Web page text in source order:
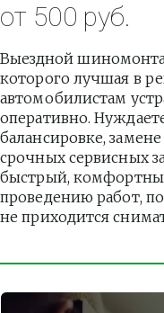
от 500 руб.
Выездной
которого лучшая в
автомобилистам
оперативно.
балансировке,
срочных сервисных
быстрый,
проведению работ,
не приходится